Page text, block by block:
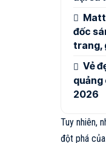
đốc
trang,
Vẻ
quảng
2026
Tuy nhiên,
đột phá